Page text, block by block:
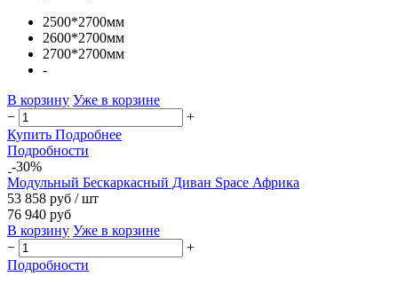
2500*2700мм
2600*2700мм
2700*2700мм
-
В корзину Уже в корзине
−
+
Купить Подробнее
Подробности
-30%
Модульный Бескаркасный Диван Space Африка
53 858 руб / шт
76 940 руб
В корзину Уже в корзине
−
+
Подробности